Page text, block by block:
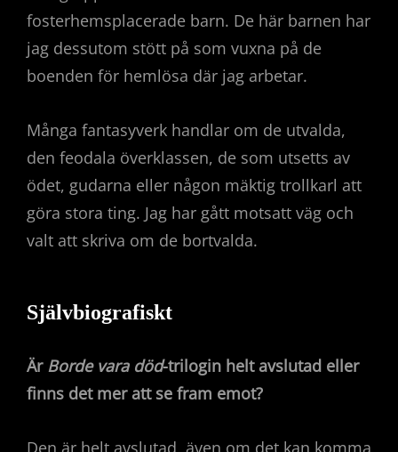
fosterhemsplacerade barn. De här barnen har
jag dessutom stött på som vuxna på de
boenden för hemlösa där jag arbetar.
Många fantasyverk handlar om de utvalda,
den feodala överklassen, de som utsetts av
ödet, gudarna eller någon mäktig trollkarl att
göra stora ting. Jag har gått motsatt väg och
valt att skriva om de bortvalda.
Självbiografiskt
Är Borde vara död-trilogin helt avslutad eller
finns det mer att se fram emot?
Den är helt avslutad, även om det kan komma